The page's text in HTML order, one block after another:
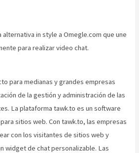
in style a Omegle.com que une
para realizar video chat.
para medianas y grandes empresas
de la gestión y administración de las
La plataforma tawk.to es un software
sitios web. Con tawk.to, las empresas
con los visitantes de sitios web y
widget de chat personalizable. Las